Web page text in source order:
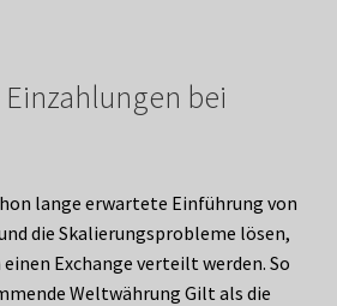
bei
lange erwartete Einführung von
die Skalierungsprobleme lösen,
Exchange verteilt werden. So
Weltwährung Gilt als die